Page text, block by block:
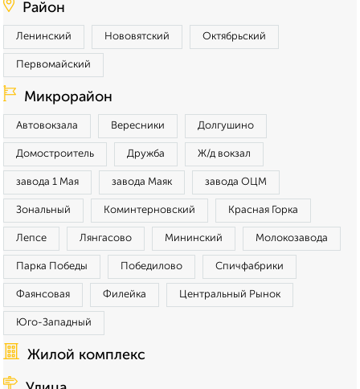
Район
Ленинский Нововятский Октябрьский
Первомайский
Микрорайон
Автовокзала Вересники Долгушино
Домостроитель Дружба Ж/д вокзал
завода 1 Мая завода Маяк завода ОЦМ
Зональный Коминтерновский Красная Горка
Лепсе Лянгасово Мининский Молокозавода
Парка Победы Победилово Спичфабрики
Фаянсовая Филейка Центральный Рынок
Юго-Западный
Жилой комплекс